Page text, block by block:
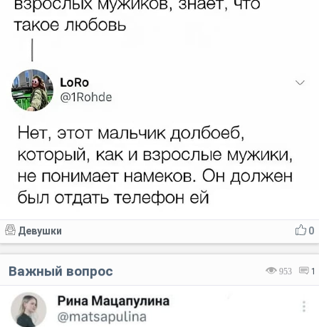
0
Девушки
953 1
Важный вопрос